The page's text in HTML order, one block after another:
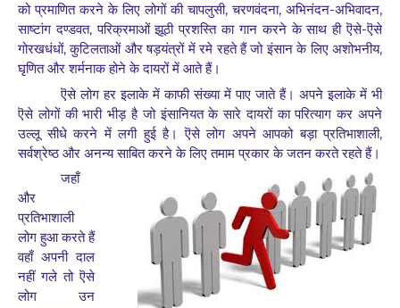
को प्रमाणित करने के लिए लोगों की चापलुसी,चरणवंदना, अभिनंदन-अभिवादन,
साष्टांग दण्डवत,परिक्रमाओं झूठी प्रशस्ति का गान करने के साथ ही ऎसे-ऎसे
गोरखधंधों,कुटिलताओं और षड़यंत्रों में रमे रहते हैं जो इंसान के लिए अशोभनीय,
घृणित और शर्मनाक होने के दायरों में आते हैं।
ऎसे लोग हर इलाके में काफी संख्या में पाए जाते हैं। अपने इलाके में भी
ऎसे लोगों की भारी भीड़ है जो इंसानियत के सारे दायरों का परित्याग कर अपने
उल्लू सीधे करने में लगी हुई है। ऎसे लोग अपने आपको बड़ा प्रतिभाशाली,
सर्वश्रेष्ठ और अनन्य साबित करने के लिए तमाम प्रकारके जतन करते रहते हैं।
जहाँ
और
प्रतिभाशाली
लोग हुआ करते हैं
वहाँ अपनी दाल
नहीं गले तो ऎसे
लोग उन